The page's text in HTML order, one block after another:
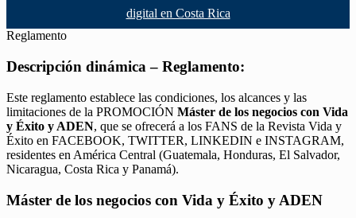
digital en Costa Rica
Reglamento
Descripción dinámica – Reglamento:
Este reglamento establece las condiciones, los alcances y las
limitaciones de la PROMOCIÓN Máster de los negocios con Vida
y Éxito y ADEN, que se ofrecerá a los FANS de la Revista Vida y
Éxito en FACEBOOK, TWITTER, LINKEDIN e INSTAGRAM,
residentes en América Central (Guatemala, Honduras, El Salvador,
Nicaragua, Costa Rica y Panamá).
Máster de los negocios con Vida y Éxito y ADEN